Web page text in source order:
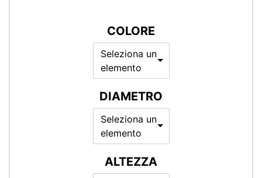
COLORE
Seleziona un
elemento
DIAMETRO
Seleziona un
elemento
ALTEZZA